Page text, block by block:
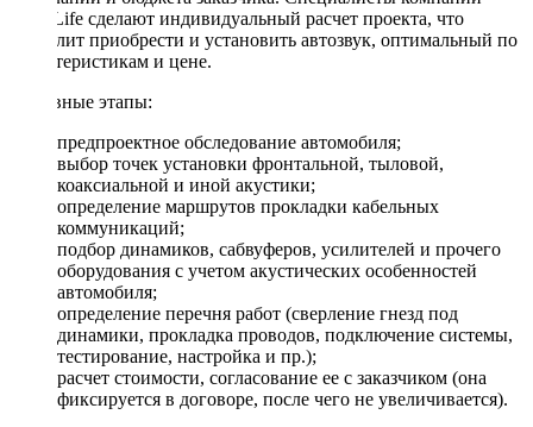
DriveLife сделают индивидуальный расчет проекта, что
позволит приобрести и установить автозвук, оптимальный по
характеристикам и цене.
Основные этапы:
предпроектное обследование автомобиля;
выбор точек установки фронтальной, тыловой,
коаксиальной и иной акустики;
определение маршрутов прокладки кабельных
коммуникаций;
подбор динамиков, сабвуферов, усилителей и прочего
оборудования с учетом акустических особенностей
автомобиля;
определение перечня работ (сверление гнезд под
динамики, прокладка проводов, подключение системы,
тестирование, настройка и пр.);
расчет стоимости, согласование ее с заказчиком (она
фиксируется в договоре, после чего не увеличивается).